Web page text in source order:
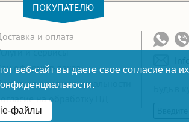
ПОКУПАТЕЛЮ
и оплата
и сервисы
оформить заказ
конфиденциальности
на обработку ПД
веб-сайт вы даете свое согласие на
.
файлы